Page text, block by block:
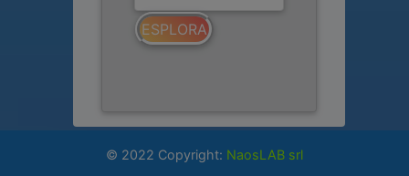
ESPLORA
© 2022 Copyright: NaosLAB srl